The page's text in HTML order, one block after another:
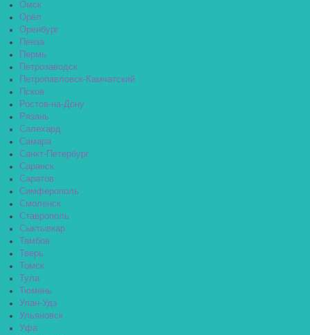
Омск
Орёл
Оренбург
Пенза
Пермь
Петрозаводск
Петропавловск-Камчатский
Псков
Ростов-на-Дону
Рязань
Салехард
Самара
Санкт-Петербург
Саранск
Саратов
Симферополь
Смоленск
Ставрополь
Сыктывкар
Тамбов
Тверь
Томск
Тула
Тюмень
Улан-Удэ
Ульяновск
Уфа